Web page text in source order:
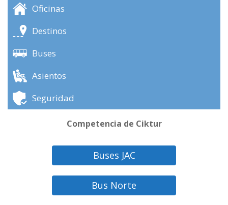
Oficinas
Destinos
Buses
Asientos
Seguridad
Competencia de Ciktur
Buses JAC
Bus Norte